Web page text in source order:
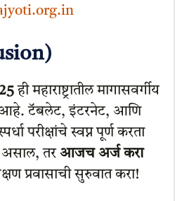
ही महाराष्ट्रातील मागासवर्गीय
आहे. टॅबलेट, इंटरनेट, आणि
परीक्षांचे स्वप्न पूर्ण करता
असाल, तर आजच अर्ज करा
प्रवासाची सुरुवात करा!